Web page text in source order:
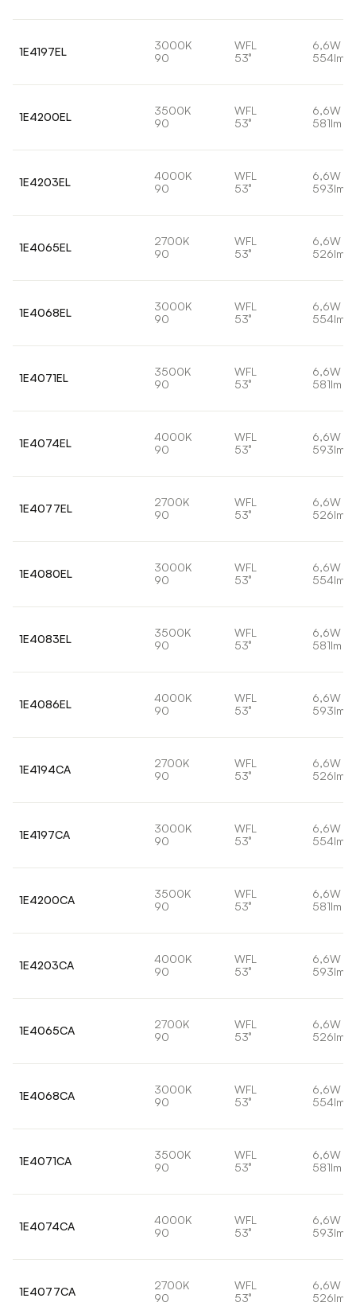
1E4197EL
3000K
90
WFL
53°
6,6W
554lm
1E4200EL
3500K
90
WFL
53°
6,6W
581lm
1E4203EL
4000K
90
WFL
53°
6,6W
593lm
1E4065EL
2700K
90
WFL
53°
6,6W
526lm
1E4068EL
3000K
90
WFL
53°
6,6W
554lm
1E4071EL
3500K
90
WFL
53°
6,6W
581lm
1E4074EL
4000K
90
WFL
53°
6,6W
593lm
1E4077EL
2700K
90
WFL
53°
6,6W
526lm
1E4080EL
3000K
90
WFL
53°
6,6W
554lm
1E4083EL
3500K
90
WFL
53°
6,6W
581lm
1E4086EL
4000K
90
WFL
53°
6,6W
593lm
1E4194CA
2700K
90
WFL
53°
6,6W
526lm
1E4197CA
3000K
90
WFL
53°
6,6W
554lm
1E4200CA
3500K
90
WFL
53°
6,6W
581lm
1E4203CA
4000K
90
WFL
53°
6,6W
593lm
1E4065CA
2700K
90
WFL
53°
6,6W
526lm
1E4068CA
3000K
90
WFL
53°
6,6W
554lm
1E4071CA
3500K
90
WFL
53°
6,6W
581lm
1E4074CA
4000K
90
WFL
53°
6,6W
593lm
1E4077CA
2700K
90
WFL
53°
6,6W
526lm